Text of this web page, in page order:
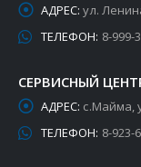
АДРЕС: ул.
ТЕЛЕФОН: 8-999-
СЕРВИСНЫЙ
АДРЕС: с.Майма,
ТЕЛЕФОН: 8-923-